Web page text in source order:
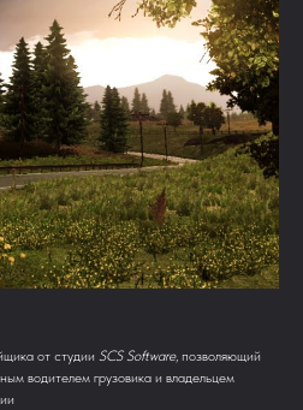
от студии SCS Software, позволяющий
водителем грузовика и владельцем